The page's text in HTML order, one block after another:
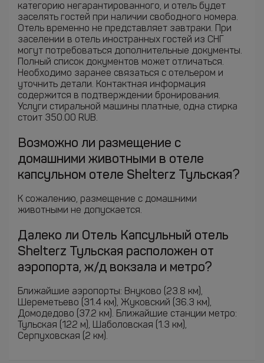
категорию негарантированного, и отель будет
заселять гостей при наличии свободного номера.
Отель временно не представляет завтраки. При
заселении в отель иностранных гостей из СНГ
могут потребоваться дополнительные документы.
Полный список документов может отличаться.
Необходимо заранее связаться с отельером и
уточнить детали. Контактная информация
содержится в подтверждении бронирования.
Услуги стиральной машины платные, одна стирка
стоит 350.00 RUB.
Возможно ли размещение с
домашними животными в отеле
капсульном отеле Shelterz Тульская?
К сожалению, размещение с домашними
животными не допускается.
Далеко ли Отель Капсульный отель
Shelterz Тульская расположен от
аэропорта, ж/д вокзала и метро?
Ближайшие аэропорты: Внуково (23.8 км),
Шереметьево (31.4 км), Жуковский (36.3 км),
Домодедово (37.2 км). Ближайшие станции метро:
Тульская (122 м), Шаболовская (1.3 км),
Серпуховская (2 км).